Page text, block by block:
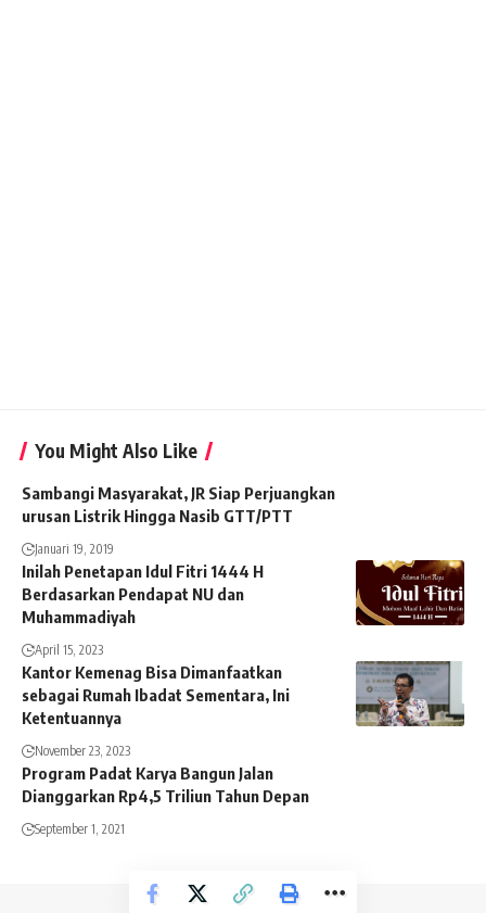
You Might Also Like
Sambangi Masyarakat, JR Siap Perjuangkan
urusan Listrik Hingga Nasib GTT/PTT
Januari 19, 2019
Inilah Penetapan Idul Fitri 1444 H
Berdasarkan Pendapat NU dan
Muhammadiyah
April 15, 2023
Kantor Kemenag Bisa Dimanfaatkan
sebagai Rumah Ibadat Sementara, Ini
Ketentuannya
November 23, 2023
Program Padat Karya Bangun Jalan
Dianggarkan Rp4,5 Triliun Tahun Depan
September 1, 2021